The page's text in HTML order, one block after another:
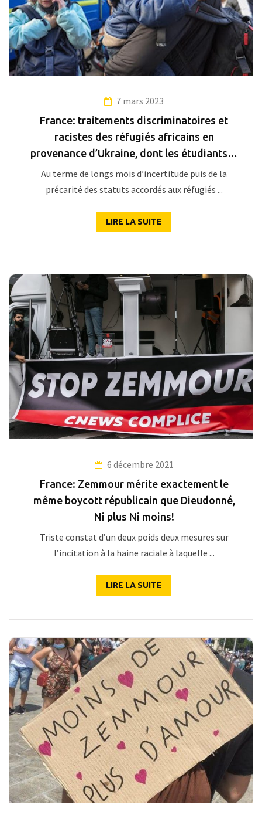
7 mars 2023
France: traitements discriminatoires et
racistes des réfugiés africains en
provenance d’Ukraine, dont les étudiants…
Au terme de longs mois d’incertitude puis de la
précarité des statuts accordés aux réfugiés ...
LIRE LA SUITE
6 décembre 2021
France: Zemmour mérite exactement le
même boycott républicain que Dieudonné,
Ni plus Ni moins!
Triste constat d’un deux poids deux mesures sur
l’incitation à la haine raciale à laquelle ...
LIRE LA SUITE